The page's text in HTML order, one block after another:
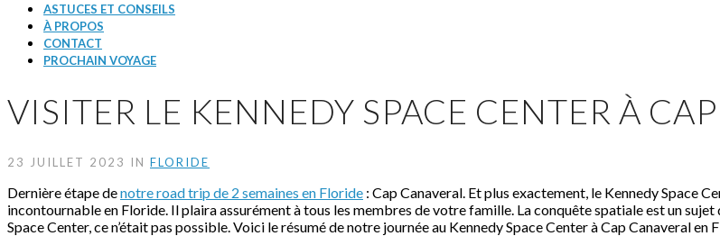
ASTUCES ET CONSEILS
À PROPOS
CONTACT
PROCHAIN VOYAGE
VISITER LE KENNEDY SPACE CENTER À
23 JUILLET 2023 IN FLORIDE
Dernière étape denotre road trip de 2 semaines en Floride : Cap Canaveral. Et plus exactement, le Kennedy Space
incontournable en Floride. Il plaira assurément à tous les membres de votre famille. La conquête spatiale est un
Space Center, ce n’était pas possible. Voici le résumé de notre journée au Kennedy Space Center à Cap Canaveral en